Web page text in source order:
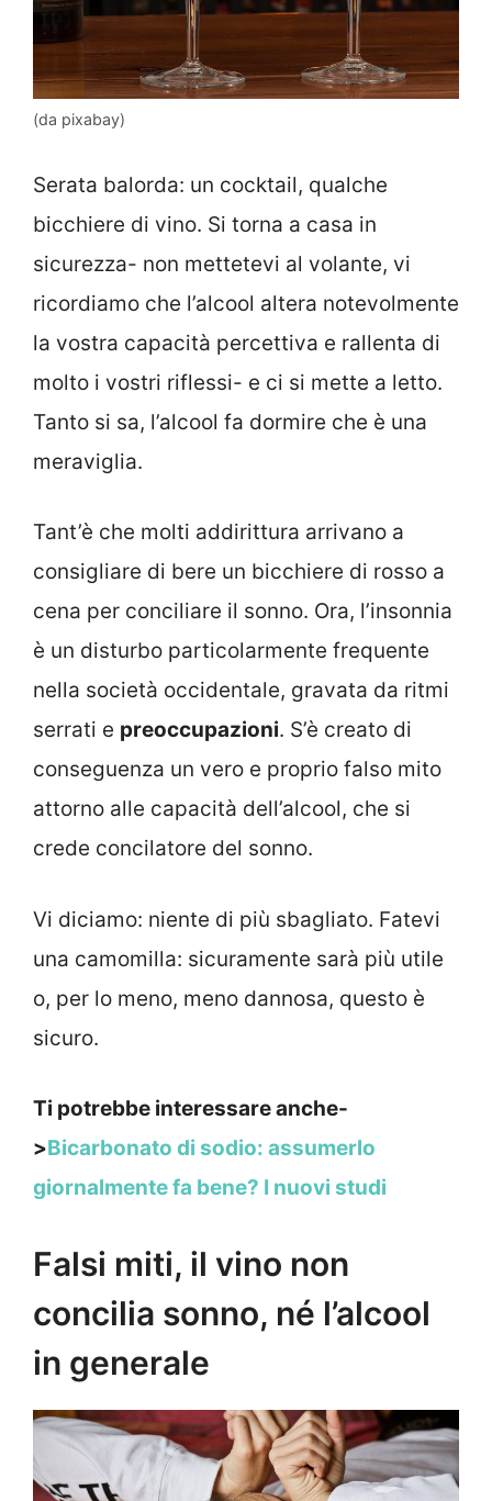
(da pixabay)
Serata balorda: un cocktail, qualche
bicchiere di vino. Si torna a casa in
sicurezza- non mettetevi al volante, vi
ricordiamo che l’alcool altera notevolmente
la vostra capacità percettiva e rallenta di
molto i vostri riflessi- e ci si mette a letto.
Tanto si sa, l’alcool fa dormire che è una
meraviglia.
Tant’è che molti addirittura arrivano a
consigliare di bere un bicchiere di rosso a
cena per conciliare il sonno. Ora, l’insonnia
è un disturbo particolarmente frequente
nella società occidentale, gravata da ritmi
serrati e preoccupazioni. S’è creato di
conseguenza un vero e proprio falso mito
attorno alle capacità dell’alcool, che si
crede concilatore del sonno.
Vi diciamo: niente di più sbagliato. Fatevi
una camomilla: sicuramente sarà più utile
o, per lo meno, meno dannosa, questo è
sicuro.
Ti potrebbe interessare anche-
>Bicarbonato di sodio: assumerlo
giornalmente fa bene? I nuovi studi
Falsi miti, il vino non
concilia sonno, né l’alcool
in generale